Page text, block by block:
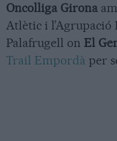
Oncolliga Girona
Atlètic i l’Agrupació
Palafrugell on El
Trail Empordà per